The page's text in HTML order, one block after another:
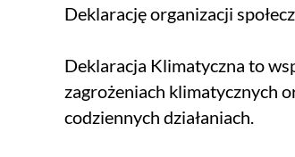
Deklarację organizacji
Deklaracja Klimatyczna to
zagrożeniach klimatycznych
codziennych działaniach.